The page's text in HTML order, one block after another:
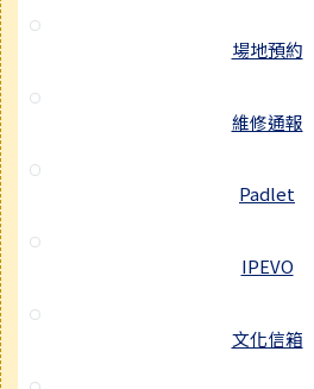
場地預約
維修通報
Padlet
IPEVO
文化信箱